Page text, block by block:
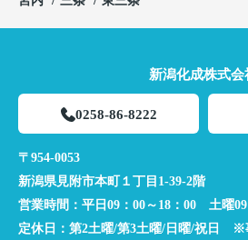
新潟化成株式会
0258-86-8222
〒954-0053
新潟県見附市本町１丁目1-39-2階
営業時間： 平日09：00～18：00 土曜09
定休日： 第2土曜/第3土曜/日曜/祝日 ※